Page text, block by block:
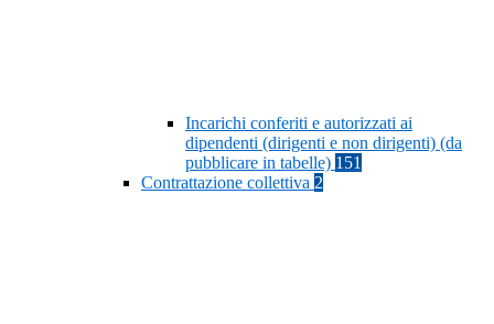
Incarichi conferiti e autorizzati ai
dipendenti (dirigenti e non dirigenti) (da
pubblicare in tabelle) 151
Contrattazione collettiva 2